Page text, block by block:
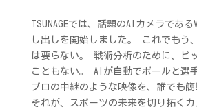
TSUNAGEでは、話題のAIカメラである
し出しを開始しました。 これでもう
は要らない。 戦術分析のために、ピ
こともない。 AIが自動でボールと選
プロの中継のような映像を、誰でも簡
それが、スポーツの未来を切り拓くカ